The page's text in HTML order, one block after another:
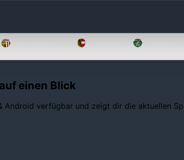
einen Blick
Android verfügbar und zeigt dir die aktuellen